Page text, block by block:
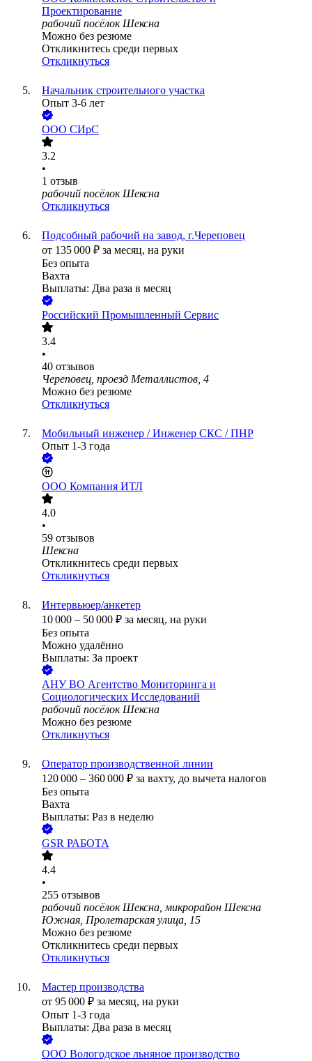
Проектирование
рабочий посёлок Шексна
Можно без резюме
Откликнитесь среди первых
Откликнуться
Начальник строительного участка
Опыт 3-6 лет
ООО СИрС
3.2
•
1 отзыв
рабочий посёлок Шексна
Откликнуться
Подсобный рабочий на завод, г.Череповец
от 135 000 ₽ за месяц, на руки
Без опыта
Вахта
Выплаты: Два раза в месяц
Российский Промышленный Сервис
3.4
•
40 отзывов
Череповец, проезд Металлистов, 4
Можно без резюме
Откликнуться
Мобильный инженер / Инженер СКС / ПНР
Опыт 1-3 года
ООО Компания ИТЛ
4.0
•
59 отзывов
Шексна
Откликнитесь среди первых
Откликнуться
Интервьюер/анкетер
10 000 – 50 000 ₽ за месяц, на руки
Без опыта
Можно удалённо
Выплаты: За проект
АНУ ВО Агентство Мониторинга и
Социологических Исследований
рабочий посёлок Шексна
Можно без резюме
Откликнуться
Оператор производственной линии
120 000 – 360 000 ₽ за вахту, до вычета налогов
Без опыта
Вахта
Выплаты: Раз в неделю
GSR РАБОТА
4.4
•
255 отзывов
рабочий посёлок Шексна, микрорайон Шексна
Южная, Пролетарская улица, 15
Можно без резюме
Откликнитесь среди первых
Откликнуться
Мастер производства
от 95 000 ₽ за месяц, на руки
Опыт 1-3 года
Выплаты: Два раза в месяц
ООО Вологодское льняное производство